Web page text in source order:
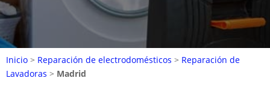
Inicio > Reparación de electrodomésticos > Reparación de
Lavadoras > Madrid